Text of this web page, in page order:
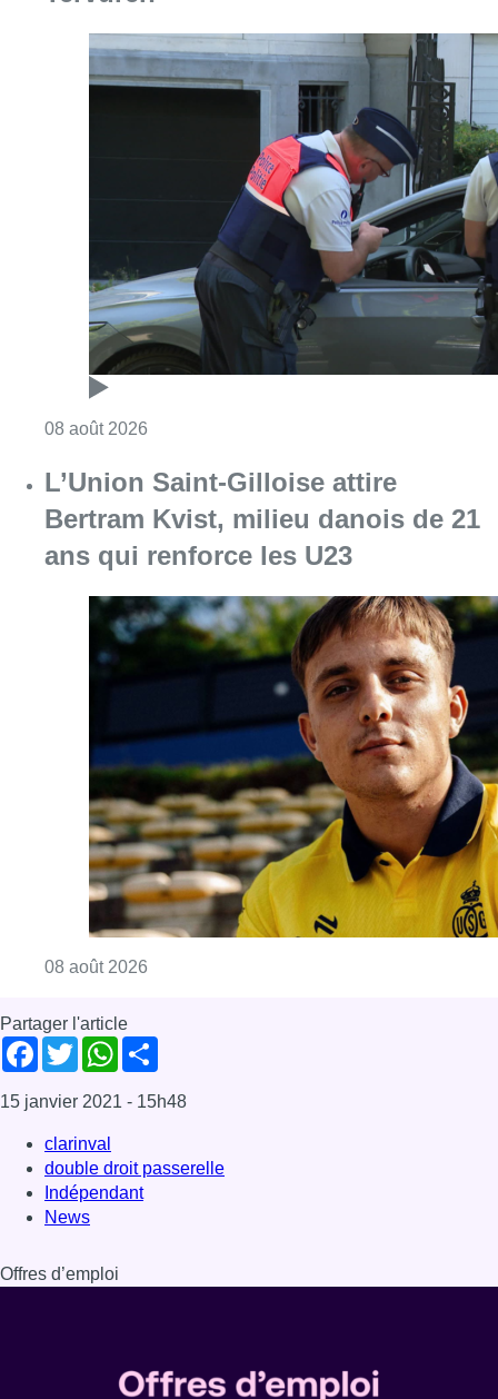
08 août 2026
L’Union Saint-Gilloise attire
Bertram Kvist, milieu danois de 21
ans qui renforce les U23
08 août 2026
Partager l'article
Facebook
TwitterWhatsApp
15 janvier 2021 - 15h48
clarinval
double droit passerelle
Indépendant
News
Offres d’emploi